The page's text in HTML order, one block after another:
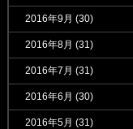
2016年9月 (30)
2016年8月 (31)
2016年7月 (31)
2016年6月 (30)
2016年5月 (31)